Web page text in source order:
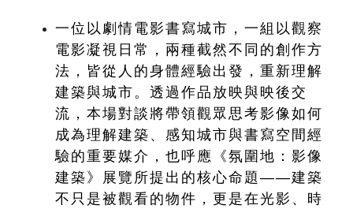
一位以劇情電影書寫城市，一組以觀察
電影凝視日常，兩種截然不同的創作方
法，皆從人的身體經驗出發，重新理解
建築與城市。透過作品放映與映後交
流，本場對談將帶領觀眾思考影像如何
成為理解建築、感知城市與書寫空間經
驗的重要媒介，也呼應《氛圍地：影像
建築》展覽所提出的核心命題——建築
不只是被觀看的物件，更是在光影、時